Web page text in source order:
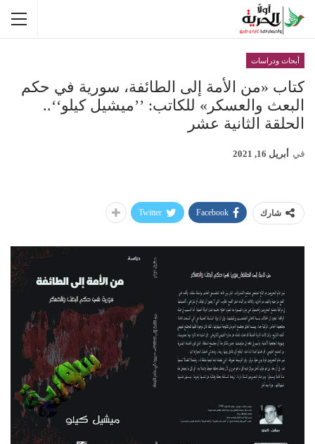
أبحاث ودراسات
كتاب «من الأمة إلى الطائفة، سورية في حكم
البعث والعسكر» للكاتب: ’’ميشيل كيلو‘‘..
الحلقة الثانية عشر
في أبريل 16, 2021
شارك Facebook
Twitter